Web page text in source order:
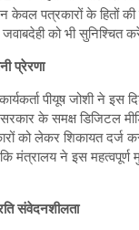
पत्रकारों के हितों की
को भी सुनिश्चित
प्रेरणा
पीयूष जोशी ने इस
के समक्ष डिजिटल
को लेकर शिकायत दर्ज
मंत्रालय ने इस महत्वपूर्ण
संवेदनशीलता